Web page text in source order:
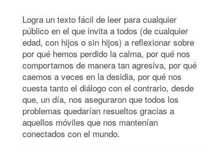
Logra un texto fácil de leer para cualquier
público en el que invita a todos (de cualquier
edad, con hijos o sin hijos) a reflexionar sobre
por qué hemos perdido la calma, por qué nos
comportamos de manera tan agresiva, por qué
caemos a veces en la desidia, por qué nos
cuesta tanto el diálogo con el contrario, desde
que, un día, nos aseguraron que todos los
problemas quedarían resueltos gracias a
aquellos móviles que nos mantenían
conectados con el mundo.